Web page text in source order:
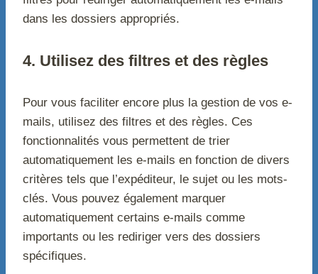
dans les dossiers appropriés.
4. Utilisez des filtres et des règles
Pour vous faciliter encore plus la gestion de vos e-
mails, utilisez des filtres et des règles. Ces
fonctionnalités vous permettent de trier
automatiquement les e-mails en fonction de divers
critères tels que l’expéditeur, le sujet ou les mots-
clés. Vous pouvez également marquer
automatiquement certains e-mails comme
importants ou les rediriger vers des dossiers
spécifiques.